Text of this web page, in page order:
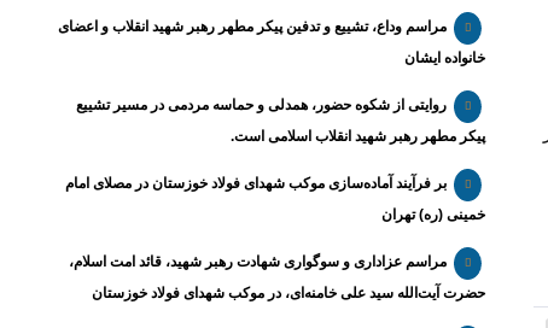
مراسم وداع، تشییع و تدفین پیکر مطهر رهبر شهید انقلاب و اعضای
خانواده ایشان
روایتی از شکوه حضور، همدلی و حماسه مردمی در مسیر تشییع
پیکر مطهر رهبر شهید انقلاب اسلامی است.
بر فرآیند آماده‌سازی موکب شهدای فولاد خوزستان در مصلای امام
خمینی (ره) تهران
مراسم عزاداری و سوگواری شهادت رهبر شهید، قائد امت اسلام،
حضرت آیت‌الله سید علی خامنه‌ای، در موکب شهدای فولاد خوزستان